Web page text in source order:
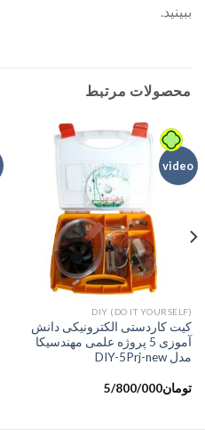
ببینید.
محصولات مرتبط
video
DIY (DO IT YOURSELF)
کیت کاردستی الکترونیکی دانش
آموزی 5 پروژه علمی مهندسیکا
مدل DIY-5Prj-new
تومان5/800/000